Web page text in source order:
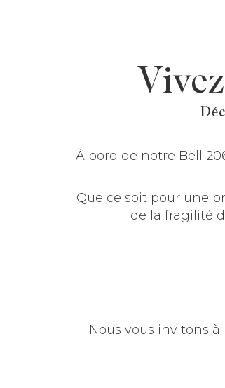
À bord de notre Bell
Que ce soit pour une
de la fragilité
Nous vous invitons